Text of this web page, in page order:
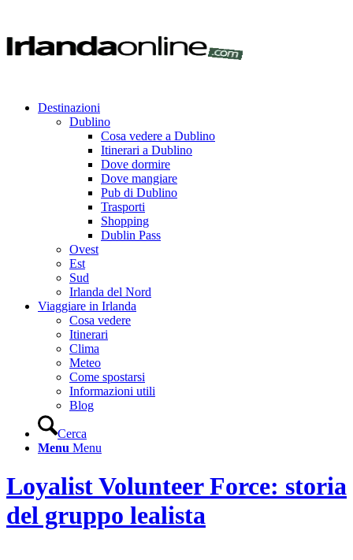
Destinazioni
Dublino
Cosa vedere a Dublino
Itinerari a Dublino
Dove dormire
Dove mangiare
Pub di Dublino
Trasporti
Shopping
Dublin Pass
Ovest
Est
Sud
Irlanda del Nord
Viaggiare in Irlanda
Cosa vedere
Itinerari
Clima
Meteo
Come spostarsi
Informazioni utili
Blog
Cerca
Menu Menu
Loyalist Volunteer Force: storia
del gruppo lealista